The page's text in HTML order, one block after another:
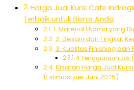
Harga Jual Kursi Cafe
Terbaik untuk Bisnis Anda
1. Material Utama yang
2. Desain dan Tingkat
3. Kualitas Finishing dan
4. Penggunaan Jok
Kisaran Harga Jual
(Estimasi per Juni 2025):